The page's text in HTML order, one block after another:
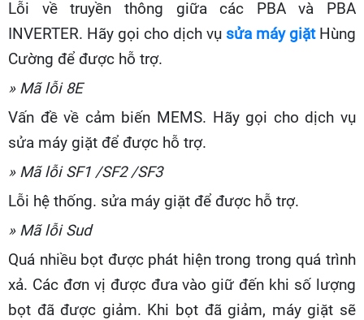
Lỗi về truyền thông giữa các PBA và PBA
INVERTER. Hãy gọi cho dịch vụ sửa máy giặtHùng
Cường để được hỗ trợ.
» Mã lỗi 8E
Vấn đề về cảm biến MEMS. Hãy gọi cho dịch vụ
sửa máy giặt để được hỗ trợ.
» Mã lỗi SF1 /SF2 /SF3
Lỗi hệ thống. sửa máy giặt để được hỗ trợ.
» Mã lỗi Sud
Quá nhiều bọt được phát hiện trong trong quá trình
xả. Các đơn vị được đưa vào giữ đến khi số lượng
bọt đã được giảm. Khi bọt đã giảm, máy giặt sẽ